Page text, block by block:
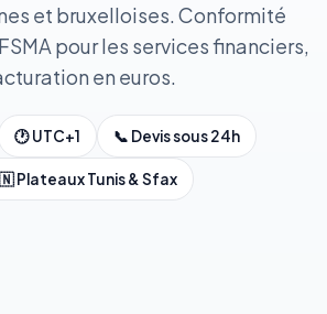
et bruxelloises. Conformité
pour les services financiers,
en euros.
🕐 UTC+1 📞 Devis sous 24h
Plateaux Tunis & Sfax